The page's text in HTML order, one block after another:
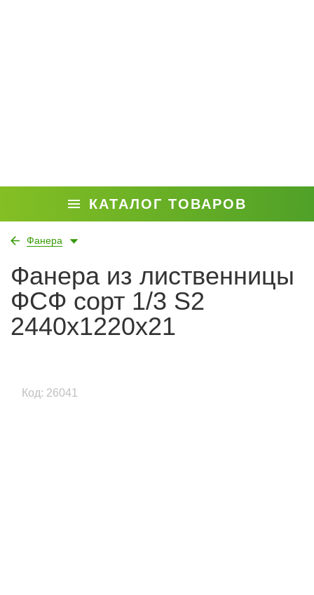
КАТАЛОГ ТОВАРОВ
Фанера
Фанера из лиственницы
ФСФ сорт 1/3 S2
2440х1220х21
Код: 26041